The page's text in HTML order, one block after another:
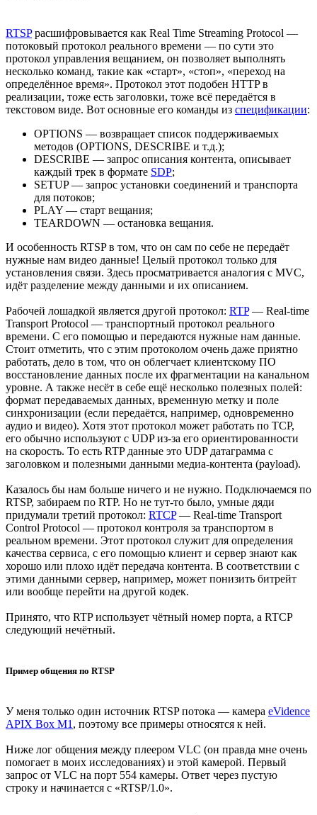
RTSPрасшифровывается как Real Time Streaming Protocol —
потоковый протокол реального времени — по сути это
протокол управления вещанием, он позволяет выполнять
несколько команд, такие как «старт», «стоп», «переход на
определённое время». Протокол этот подобен HTTP в
реализации, тоже есть заголовки, тоже всё передаётся в
текстовом виде. Вот основные его команды из спецификации:
OPTIONS — возвращает список поддерживаемых
методов (OPTIONS, DESCRIBE и т.д.);
DESCRIBE — запрос описания контента, описывает
каждый трек в формате SDP;
SETUP — запрос установки соединений и транспорта
для потоков;
PLAY — старт вещания;
TEARDOWN — остановка вещания.
И особенность RTSP в том, что он сам по себе не передаёт
нужные нам видео данные! Целый протокол только для
установления связи. Здесь просматривается аналогия с MVC,
идёт разделение между данными и их описанием.
Рабочей лошадкой является другой протокол: RTP— Real-time
Transport Protocol — транспортный протокол реального
времени. С его помощью и передаются нужные нам данные.
Стоит отметить, что с этим протоколом очень даже приятно
работать, дело в том, что он облегчает клиентскому ПО
восстановление данных после их фрагментации на канальном
уровне. А также несёт в себе ещё несколько полезных полей:
формат передаваемых данных, временную метку и поле
синхронизации (если передаётся, например, одновременно
аудио и видео). Хотя этот протокол может работать по TCP,
его обычно используют с UDP из-за его ориентированности
на скорость. То есть RTP данные это UDP датаграмма с
заголовком и полезными данными медиа-контента (payload).
Казалось бы нам больше ничего и не нужно. Подключаемся по
RTSP, забираем по RTP. Но не тут-то было, умные дяди
придумали третий протокол: RTCP— Real-time Transport
Control Protocol — протокол контроля за транспортом в
реальном времени. Этот протокол служит для определения
качества сервиса, с его помощью клиент и сервер знают как
хорошо или плохо идёт передача контента. В соответствии с
этими данными сервер, например, может понизить битрейт
или вообще перейти на другой кодек.
Принято, что RTP использует чётный номер порта, а RTCP
следующий нечётный.
Пример общения по RTSP
У меня только один источник RTSP потока — камера eVidence
APIX Box M1 , поэтому все примеры относятся к ней.
Ниже лог общения между плеером VLC (он правда мне очень
помогает в моих исследованиях) и этой камерой. Первый
запрос от VLC на порт 554 камеры. Ответ через пустую
строку и начинается с «RTSP/1.0».